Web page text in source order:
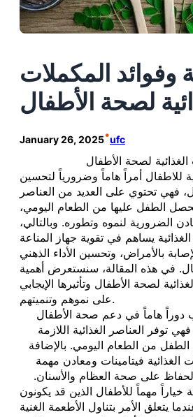
وفوائد المكملات
لصحة الأطفال
January 26, 2025•ufc
لصحة الأطفال
للاطفال أمراً هاماً وضرورياً لتحسين
فهي تحتوي على العديد من العناصر
يحصل الطفل عليها من الطعام اليومي،
الضرورية لنموه وتطوره. وبالتالي،
يساهم في تقوية جهاز المناعة
بالأمراض، وتحسين الأداء الذهني
في هذه المقالة، سنستعرض أهمية
لصحة الأطفال وتأثيرها الإيجابي
على نموهم وتنميتهم.
دوراً هاماً في دعم صحة الأطفال
توفر العناصر الغذائية اللازمة
الطفل من الطعام اليومي. بالإضافة
الغذائية فيتامينات ومعادن مهمة
على صحة العظام والأسنان.
خياراً مهماً للأطفال الذين قد يكونون
يتعلق الأمر بتناول الأطعمة الغنية